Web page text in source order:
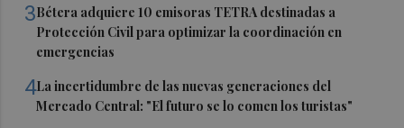
3Bétera adquiere 10 emisoras TETRA destinadas a
Protección Civil para optimizar la coordinación en
emergencias
4La incertidumbre de las nuevas generaciones del
Mercado Central: "El futuro se lo comen los turistas"